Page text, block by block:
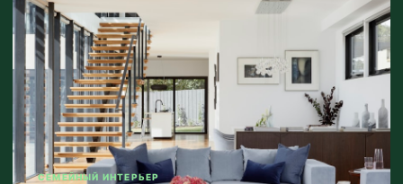
СЕМЕЙНЫЙ ИНТЕРЬЕР